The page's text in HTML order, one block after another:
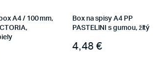
A4 / 100 mm,
Box na spisy A4 PP
PASTELINI s gumou, žltý
4,48 €